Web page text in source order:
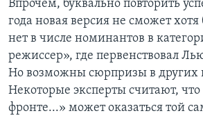
Впрочем, буквально повторить
года новая версия не сможет хотя
нет в числе номинантов в
режиссер», где первенствовал
Но возможны сюрпризы в других
Некоторые эксперты считают,
фронте...» может оказаться той